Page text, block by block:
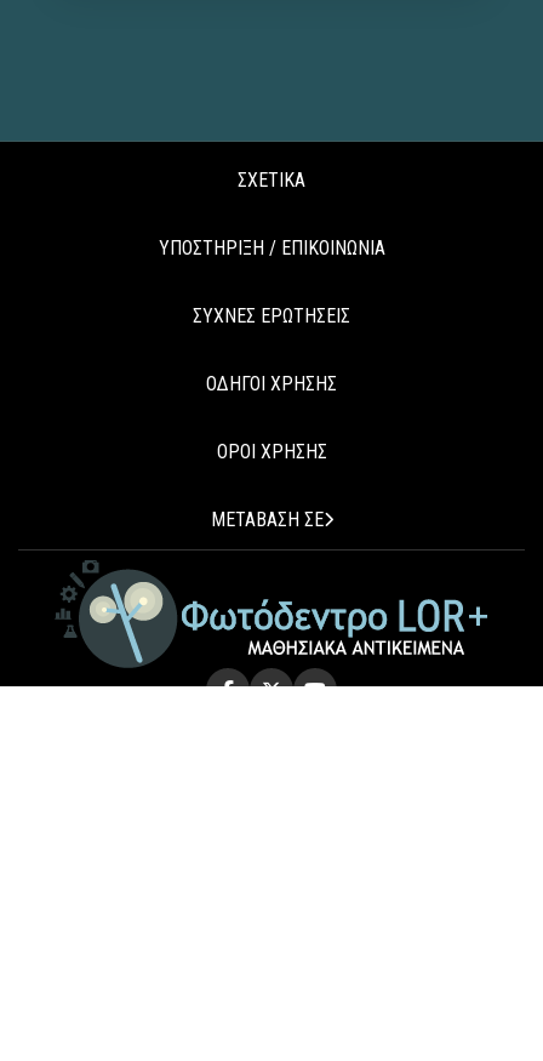
ΣΧΕΤΙΚΑ
ΥΠΟΣΤΗΡΙΞΗ / ΕΠΙΚΟΙΝΩΝΙΑ
ΣΥΧΝΕΣ ΕΡΩΤΗΣΕΙΣ
ΟΔΗΓΟΙ ΧΡΗΣΗΣ
ΟΡΟΙ ΧΡΗΣΗΣ
ΜΕΤΑΒΑΣΗ ΣΕ